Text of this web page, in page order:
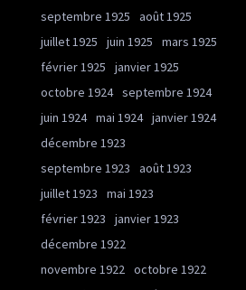
septembre 1925
août 1925
juillet 1925
juin 1925
mars 1925
février 1925
janvier 1925
octobre 1924 septembre 1924
juin 1924 mai 1924 janvier 1924
décembre 1923
septembre 1923
août 1923
juillet 1923
mai 1923
février 1923
janvier 1923
décembre 1922
novembre 1922 octobre 1922